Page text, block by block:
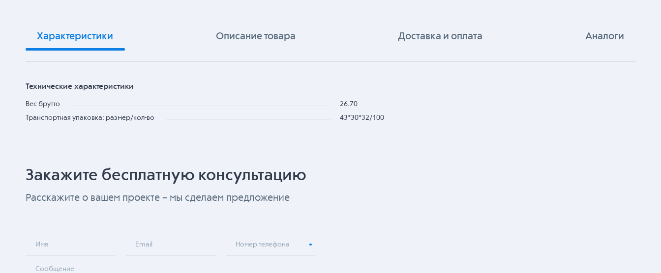
Характеристики Описание товара Доставка и оплата Аналоги
Технические характеристики
Вес брутто 26.70
Транспортная упаковка: размер/кол-во 43*30*32/100
Закажите бесплатную консультацию
Расскажите о вашем проекте – мы сделаем предложение
Имя Email Номер телефона
Сообщение